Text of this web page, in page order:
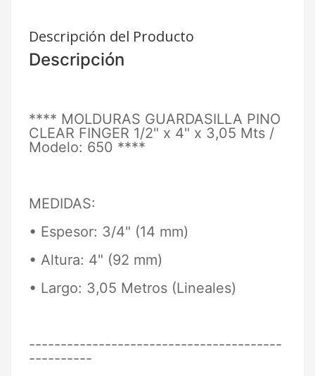
Descripción del Producto
Descripción
**** MOLDURAS GUARDASILLA PINO
CLEAR FINGER 1/2" x 4" x 3,05 Mts /
Modelo: 650 ****
MEDIDAS:
• Espesor: 3/4" (14 mm)
• Altura: 4" (92 mm)
• Largo: 3,05 Metros (Lineales)
----------------------------------------
----------